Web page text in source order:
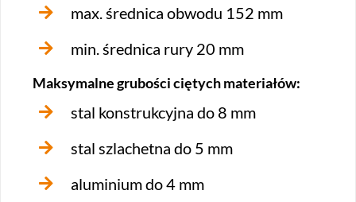
max. średnica obwodu 152 mm
min. średnica rury 20 mm
Maksymalne grubości ciętych materiałów:
stal konstrukcyjna do 8 mm
stal szlachetna do 5 mm
aluminium do 4 mm